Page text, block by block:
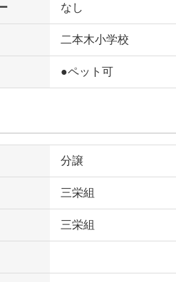
なし
二本木小学校
●ペット可
分譲
三栄組
三栄組